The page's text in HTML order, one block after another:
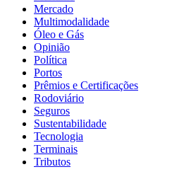
Mercado
Multimodalidade
Óleo e Gás
Opinião
Política
Portos
Prêmios e Certificações
Rodoviário
Seguros
Sustentabilidade
Tecnologia
Terminais
Tributos